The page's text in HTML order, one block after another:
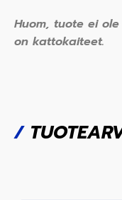
Huom, tuote ei
on kattokaiteet.
/